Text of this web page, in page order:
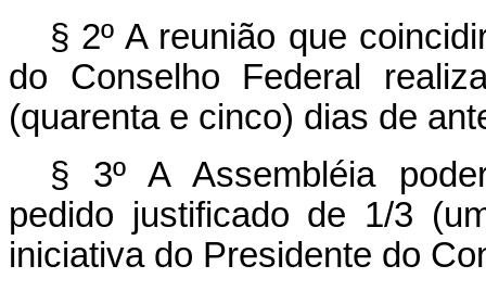
§ 2º A reunião que
do Conselho Federal
(quarenta e cinco) dias de
§ 3º A Assembléia
pedido justificado de 1/3
iniciativa do Presidente do